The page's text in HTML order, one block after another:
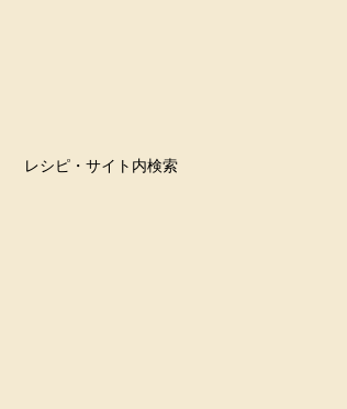
レシピ・サイト内検索